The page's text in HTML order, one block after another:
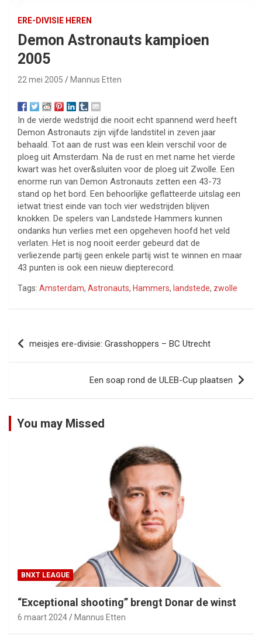
ERE-DIVISIE HEREN
Demon Astronauts kampioen
2005
22 mei 2005 Mannus Etten
In de vierde wedstrijd die nooit echt spannend werd heeft
Demon Astronauts zijn vijfde landstitel in zeven jaar
behaald. Tot aan de rust was een klein verschil voor de
ploeg uit Amsterdam. Na de rust en met name het vierde
kwart was het over&sluiten voor de ploeg uit Zwolle. Een
enorme run van Demon Astronauts zetten een 43-73
stand op het bord. Een behoorlijke geflatteerde uitslag een
ietwat triest einde van toch vier wedstrijden blijven
knokken. De spelers van Landstede Hammers kunnen
ondanks hun verlies met een opgeheven hoofd het veld
verlaten. Het is nog nooit eerder gebeurd dat de
verliezende partij geen enkele partij wist te winnen en maar
43 punten is ook een nieuw diepterecord.
Tags: Amsterdam, Astronauts, Hammers, landstede, zwolle
Bericht
navigatie
meisjes ere-divisie: Grasshoppers – BC Utrecht
Een soap rond de ULEB-Cup plaatsen
You may Missed
BNXT LEAGUE
“Exceptional shooting” brengt Donar de winst
6 maart 2024 Mannus Etten